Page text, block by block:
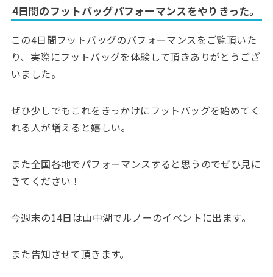
4日間のフットバッグパフォーマンスをやりきった。
この4日間フットバッグのパフォーマンスをご覧頂いた
り、実際にフットバッグを体験して頂きありがとうござ
いました。
ぜひ少しでもこれをきっかけにフットバッグを始めてく
れる人が増えると嬉しい。
また全国各地でパフォーマンスすると思うのでぜひ見に
きてください！
今週末の14日は山中湖でルノーのイベントに出ます。
また告知させて頂きます。